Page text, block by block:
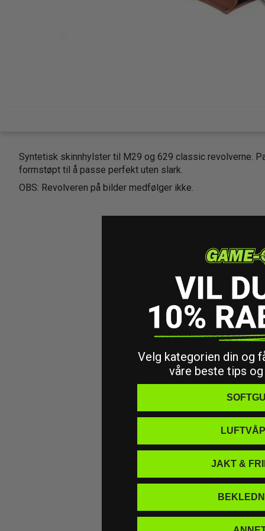
Syntetisk skinnhylster til M29 og 629 classic revolverne.
formstøpt til å passe perfekt uten slark.
OBS: Revolveren på bilder medfølger ikke.
Velg kategorien din og
våre beste tips
JAKT &